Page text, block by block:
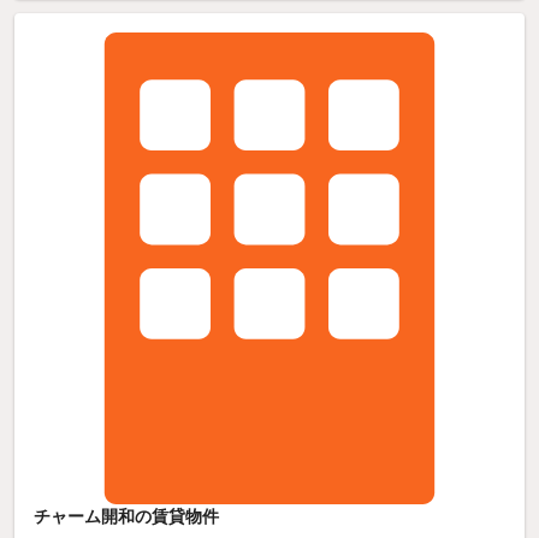
チャーム開和の賃貸物件